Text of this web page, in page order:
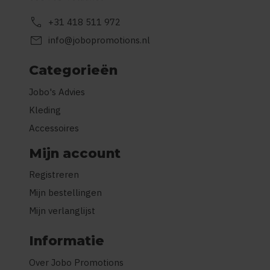
call +31 418 511 972
mail info@jobopromotions.nl
Categorieën
Jobo's Advies
Kleding
Accessoires
Mijn account
Registreren
Mijn bestellingen
Mijn verlanglijst
Informatie
Over Jobo Promotions